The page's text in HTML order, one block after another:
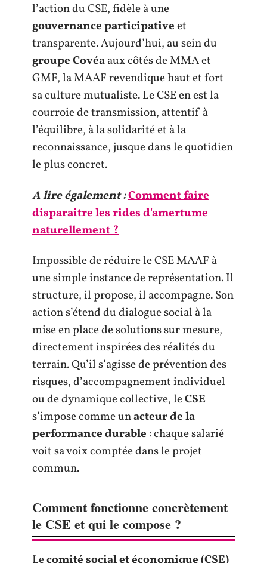
l’action du CSE, fidèle à une
gouvernance participativeet
transparente. Aujourd’hui, au sein du
groupe Covéaaux côtés de MMA et
GMF, la MAAF revendique haut et fort
sa culture mutualiste. Le CSE en est la
courroie de transmission, attentif à
l’équilibre, à la solidarité et à la
reconnaissance, jusque dans le quotidien
le plus concret.
A lire également :Comment faire
disparaitre les rides d'amertume
naturellement ?
Impossible de réduire le CSE MAAF à
une simple instance de représentation. Il
structure, il propose, il accompagne. Son
action s’étend du dialogue social à la
mise en place de solutions sur mesure,
directement inspirées des réalités du
terrain. Qu’il s’agisse de prévention des
risques, d’accompagnement individuel
ou de dynamique collective, leCSE
s’impose comme unacteur de la
performance durable : chaque salarié
voit sa voix comptée dans le projet
commun.
Comment fonctionne concrètement
le CSE et qui le compose ?